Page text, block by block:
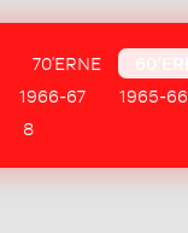
70'ERNE
1966-67 1965-66
8